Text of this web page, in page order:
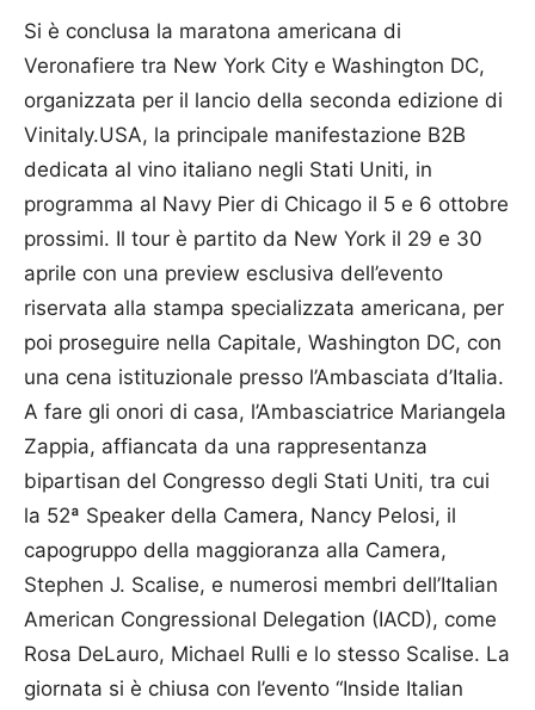
Si è conclusa la maratona americana di
Veronafiere tra New York City e Washington DC,
organizzata per il lancio della seconda edizione di
Vinitaly.USA, la principale manifestazione B2B
dedicata al vino italiano negli Stati Uniti, in
programma al Navy Pier di Chicago il 5 e 6 ottobre
prossimi. Il tour è partito da New York il 29 e 30
aprile con una preview esclusiva dell’evento
riservata alla stampa specializzata americana, per
poi proseguire nella Capitale, Washington DC, con
una cena istituzionale presso l’Ambasciata d’Italia.
A fare gli onori di casa, l’Ambasciatrice Mariangela
Zappia, affiancata da una rappresentanza
bipartisan del Congresso degli Stati Uniti, tra cui
la 52ª Speaker della Camera, Nancy Pelosi, il
capogruppo della maggioranza alla Camera,
Stephen J. Scalise, e numerosi membri dell’Italian
American Congressional Delegation (IACD), come
Rosa DeLauro, Michael Rulli e lo stesso Scalise. La
giornata si è chiusa con l’evento “Inside Italian